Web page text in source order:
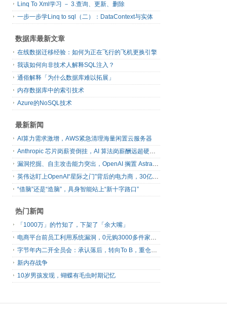
Linq To Xml学习 － 3.查询、更新、删除
一步一步学Linq to sql（二）：DataContext与实体
数据库最新文章
在线数据迁移经验：如何为正在飞行的飞机更换引擎
我该如何向非技术人解释SQL注入？
通俗解释「为什么数据库难以拓展」
内存数据库中的索引技术
Azure的NoSQL技术
最新新闻
AI算力需求激增，AWS紧急清理海量闲置云服务器
Anthropic 芯片岗薪资倒挂，AI 算法岗薪酬远超硬件工程师
漏洞挖掘、自主攻击能力突出，OpenAI 搁置 Astra 模型发布
英伟达盯上OpenAI“星际之门”背后的电力商，30亿美元直接入股
“借脑”还是“造脑”，具身智能站上“新十字路口”
热门新闻
「1000万」的竹知了，下架了「余大嘴」
电商平台前员工利用系统漏洞，0元购3000多件家电！
字节年内二开全员会：承认落后，转向To B，重仓年轻人
新内存战争
10岁男孩发现，蝴蝶有毛虫时期记忆